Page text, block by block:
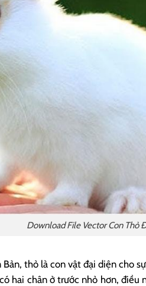
Download File Vector Con Thỏ
thỏ là con vật đại diện cho
hai chân ở trước nhỏ hơn, điều